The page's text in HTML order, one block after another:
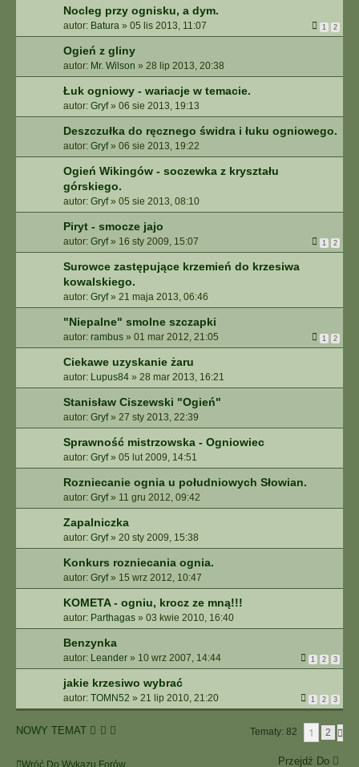
Nocleg przy ognisku, a dym.
autor: Batura » 05 lis 2013, 11:07 1 2
Ogień z gliny
autor: Mr. Wilson » 28 lip 2013, 20:38
Łuk ogniowy - wariacje w temacie.
autor: Gryf» 06 sie 2013, 19:13
Deszczułka do ręcznego świdra i łuku ogniowego.
autor: Gryf» 06 sie 2013, 19:22
Ogień Wikingów - soczewka z kryształu
górskiego.
autor: Gryf» 05 sie 2013, 08:10
Piryt - smocze jajo
autor: Gryf» 16 sty 2009, 15:07 1 2
Surowce zastępujące krzemień do krzesiwa
kowalskiego.
autor: Gryf» 21 maja 2013, 06:46
"Niepalne" smolne szczapki
autor: rambus » 01 mar 2012, 21:05 1 2
Ciekawe uzyskanie żaru
autor: Lupus84 » 28 mar 2013, 16:21
Stanisław Ciszewski "Ogień"
autor: Gryf» 27 sty 2013, 22:39
Sprawność mistrzowska - Ogniowiec
autor: Gryf» 05 lut 2009, 14:51
Rozniecanie ognia u południowych Słowian.
autor: Gryf» 11 gru 2012, 09:42
Zapalniczka
autor: Gryf» 20 sty 2009, 15:38
Konkurs rozniecania ognia.
autor: Gryf» 15 wrz 2012, 10:47
KOMETA - ogniu, krocz ze mną!!!
autor: Parthagas » 03 kwie 2010, 16:40
Benzynka
autor: Leander » 10 wrz 2007, 14:44 1 2 3
jakie krzesiwo wybrać
autor: TOMN52 » 21 lip 2010, 21:20 1 2 3
NOWY TEMAT Tematy: 82 1 2
Wróć Do Wykazu Forów Przejdź Do